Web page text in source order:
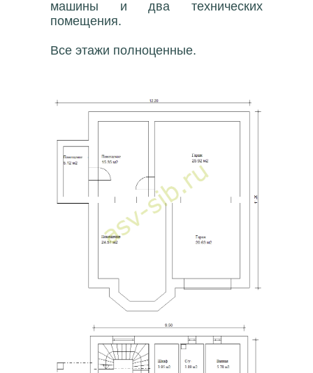
машины и два технических
помещения.
Все этажи полноценные.